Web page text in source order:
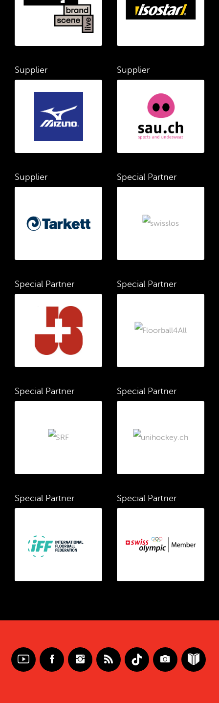
Supplier Supplier
Supplier Special Partner
Special Partner Special Partner
Special Partner Special Partner
Special Partner Special Partner